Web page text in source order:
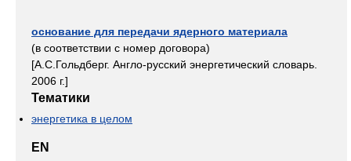
основание для передачи ядерного материала
(в соответствии с номер договора)
[А.С.Гольдберг. Англо-русский энергетический словарь.
2006 г.]
Тематики
энергетика в целом
EN